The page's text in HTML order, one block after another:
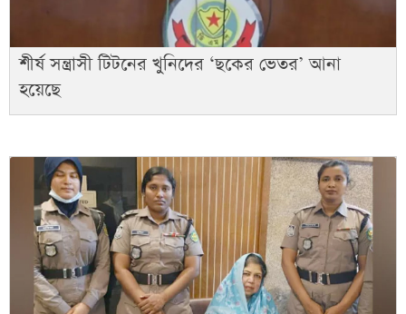
শীর্ষ সন্ত্রাসী টিটনের খুনিদের ‘ছকের ভেতর’ আনা
হয়েছে